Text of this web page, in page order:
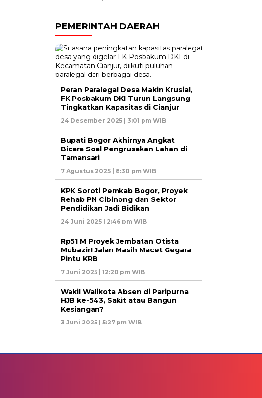
PEMERINTAH DAERAH
Peran Paralegal Desa Makin Krusial,
FK Posbakum DKI Turun Langsung
Tingkatkan Kapasitas di Cianjur
24 Desember 2025 | 3:01 pm WIB
Bupati Bogor Akhirnya Angkat
Bicara Soal Pengrusakan Lahan di
Tamansari
7 Agustus 2025 | 8:30 pm WIB
KPK Soroti Pemkab Bogor, Proyek
Rehab PN Cibinong dan Sektor
Pendidikan Jadi Bidikan
24 Juni 2025 | 2:46 pm WIB
Rp51 M Proyek Jembatan Otista
Mubazir! Jalan Masih Macet Gegara
Pintu KRB
7 Juni 2025 | 12:20 pm WIB
Wakil Walikota Absen di Paripurna
HJB ke-543, Sakit atau Bangun
Kesiangan?
3 Juni 2025 | 5:27 pm WIB